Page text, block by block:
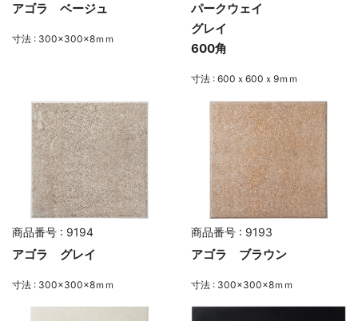
アゴラ ベージュ
寸法 : 300×300×8ｍｍ
パークウェイ
グレイ
600角
寸法 : 600ｘ600ｘ9ｍｍ
商品番号 : 9194
アゴラ グレイ
寸法 : 300×300×8ｍｍ
商品番号 : 9193
アゴラ ブラウン
寸法 : 300×300×8ｍｍ